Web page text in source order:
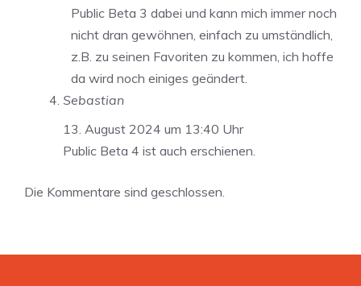
Public Beta 3 dabei und kann mich immer noch
nicht dran gewöhnen, einfach zu umständlich,
z.B. zu seinen Favoriten zu kommen, ich hoffe
da wird noch einiges geändert.
Sebastian
13. August 2024 um 13:40 Uhr
Public Beta 4 ist auch erschienen.
Die Kommentare sind geschlossen.